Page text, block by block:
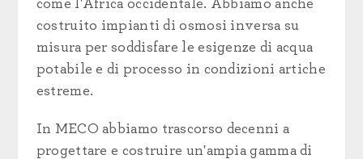
come l'Africa occidentale. Abbiamo anche
costruito impianti di osmosi inversa su
misura per soddisfare le esigenze di acqua
potabile e di processo in condizioni artiche
estreme.
In MECO abbiamo trascorso decenni a
progettare e costruire un'ampia gamma di